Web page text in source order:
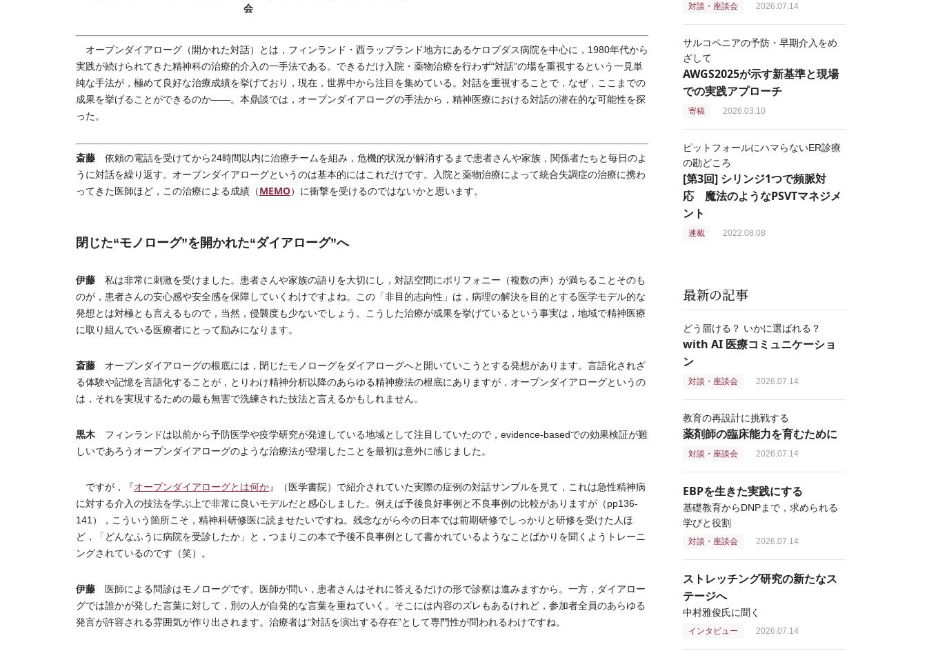
会
オープンダイアローグ（開かれた対話）とは，フィンランド・西ラップランド地方にあるケロプダス病院を中心に，1980年代から
実践が続けられてきた精神科の治療的介入の一手法である。できるだけ入院・薬物治療を行わず“対話”の場を重視するという一見単
純な手法が，極めて良好な治療成績を挙げており，現在，世界中から注目を集めている。対話を重視することで，なぜ，ここまでの
成果を挙げることができるのか――。本鼎談では，オープンダイアローグの手法から，精神医療における対話の潜在的な可能性を探
った。
斎藤 依頼の電話を受けてから24時間以内に治療チームを組み，危機的状況が解消するまで患者さんや家族，関係者たちと毎日のよ
うに対話を繰り返す。オープンダイアローグというのは基本的にはこれだけです。入院と薬物治療によって統合失調症の治療に携わ
ってきた医師ほど，この治療による成績（MEMO）に衝撃を受けるのではないかと思います。
閉じた“モノローグ”を開かれた“ダイアローグ”へ
伊藤 私は非常に刺激を受けました。患者さんや家族の語りを大切にし，対話空間にポリフォニー（複数の声）が満ちることそのも
のが，患者さんの安心感や安全感を保障していくわけですよね。この「非目的志向性」は，病理の解決を目的とする医学モデル的な
発想とは対極とも言えるもので，当然，侵襲度も少ないでしょう。こうした治療が成果を挙げているという事実は，地域で精神医療
に取り組んでいる医療者にとって励みになります。
斎藤 オープンダイアローグの根底には，閉じたモノローグをダイアローグへと開いていこうとする発想があります。言語化されざ
る体験や記憶を言語化することが，とりわけ精神分析以降のあらゆる精神療法の根底にありますが，オープンダイアローグというの
は，それを実現するための最も無害で洗練された技法と言えるかもしれません。
黒木 フィンランドは以前から予防医学や疫学研究が発達している地域として注目していたので，evidence-basedでの効果検証が難
しいであろうオープンダイアローグのような治療法が登場したことを最初は意外に感じました。
ですが，『オープンダイアローグとは何か』（医学書院）で紹介されていた実際の症例の対話サンプルを見て，これは急性精神病
に対する介入の技法を学ぶ上で非常に良いモデルだと感心しました。例えば予後良好事例と不良事例の比較がありますが（pp136-
141），こういう箇所こそ，精神科研修医に読ませたいですね。残念ながら今の日本では前期研修でしっかりと研修を受けた人ほ
ど，「どんなふうに病院を受診したか」と，つまりこの本で予後不良事例として書かれているようなことばかりを聞くようトレーニ
ングされているのです（笑）。
伊藤 医師による問診はモノローグです。医師が問い，患者さんはそれに答えるだけの形で診察は進みますから。一方，ダイアロー
グでは誰かが発した言葉に対して，別の人が自発的な言葉を重ねていく。そこには内容のズレもあるけれど，参加者全員のあらゆる
発言が許容される雰囲気が作り出されます。治療者は“対話を演出する存在”として専門性が問われるわけですね。
対談・座談会 2026.07.14
サルコペニアの予防・早期介入をめ
ざして
AWGS2025が示す新基準と現場
での実践アプローチ
寄稿 2026.03.10
ピットフォールにハマらないER診療
の勘どころ
[第3回] シリンジ1つで頻脈対
応 魔法のようなPSVTマネジメ
ント
連載 2022.08.08
最新の記事
どう届ける？ いかに選ばれる？
with AI 医療コミュニケーショ
ン
対談・座談会 2026.07.14
教育の再設計に挑戦する
薬剤師の臨床能力を育むために
対談・座談会 2026.07.14
EBPを生きた実践にする
基礎教育からDNPまで，求められる
学びと役割
対談・座談会 2026.07.14
ストレッチング研究の新たなス
テージへ
中村雅俊氏に聞く
インタビュー 2026.07.14